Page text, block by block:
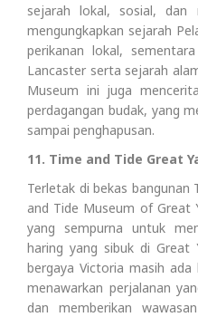
sejarah lokal, sosial, dan
mengungkapkan sejarah
perikanan lokal,
Lancaster serta sejarah
Museum ini juga
perdagangan budak, yang
sampai penghapusan.
11. Time and Tide Great
Terletak di bekas bangunan
and Tide Museum of Great
yang sempurna untuk
haring yang sibuk di Great
bergaya Victoria masih
menawarkan perjalanan
dan memberikan